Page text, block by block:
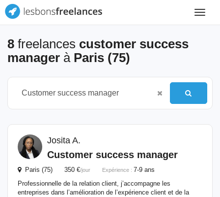
Toggle
8 freelances customer success
manager à Paris (75)
Josita A.
Customer success manager
Paris (75) 350 €/jour Expérience : 7-9 ans
Professionnelle de la relation client, j’accompagne les
entreprises dans l’amélioration de l’expérience client et de la